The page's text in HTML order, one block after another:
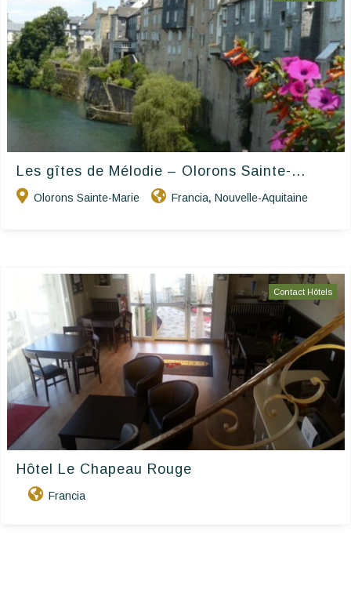
Les gîtes de Mélodie – Olorons Sainte-...
Olorons Sainte-Marie Francia, Nouvelle-Aquitaine
Contact Hôtels
Hôtel Le Chapeau Rouge
Francia